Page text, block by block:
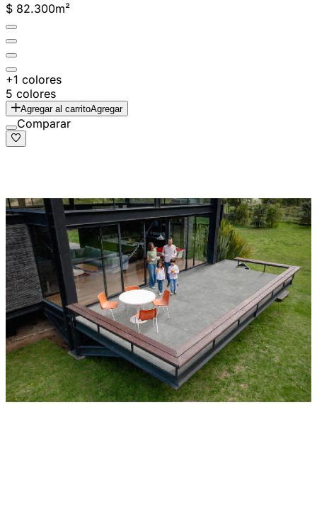
$ 82.300m²
+1 colores
5 colores
Agregar al carritoAgregar
Comparar